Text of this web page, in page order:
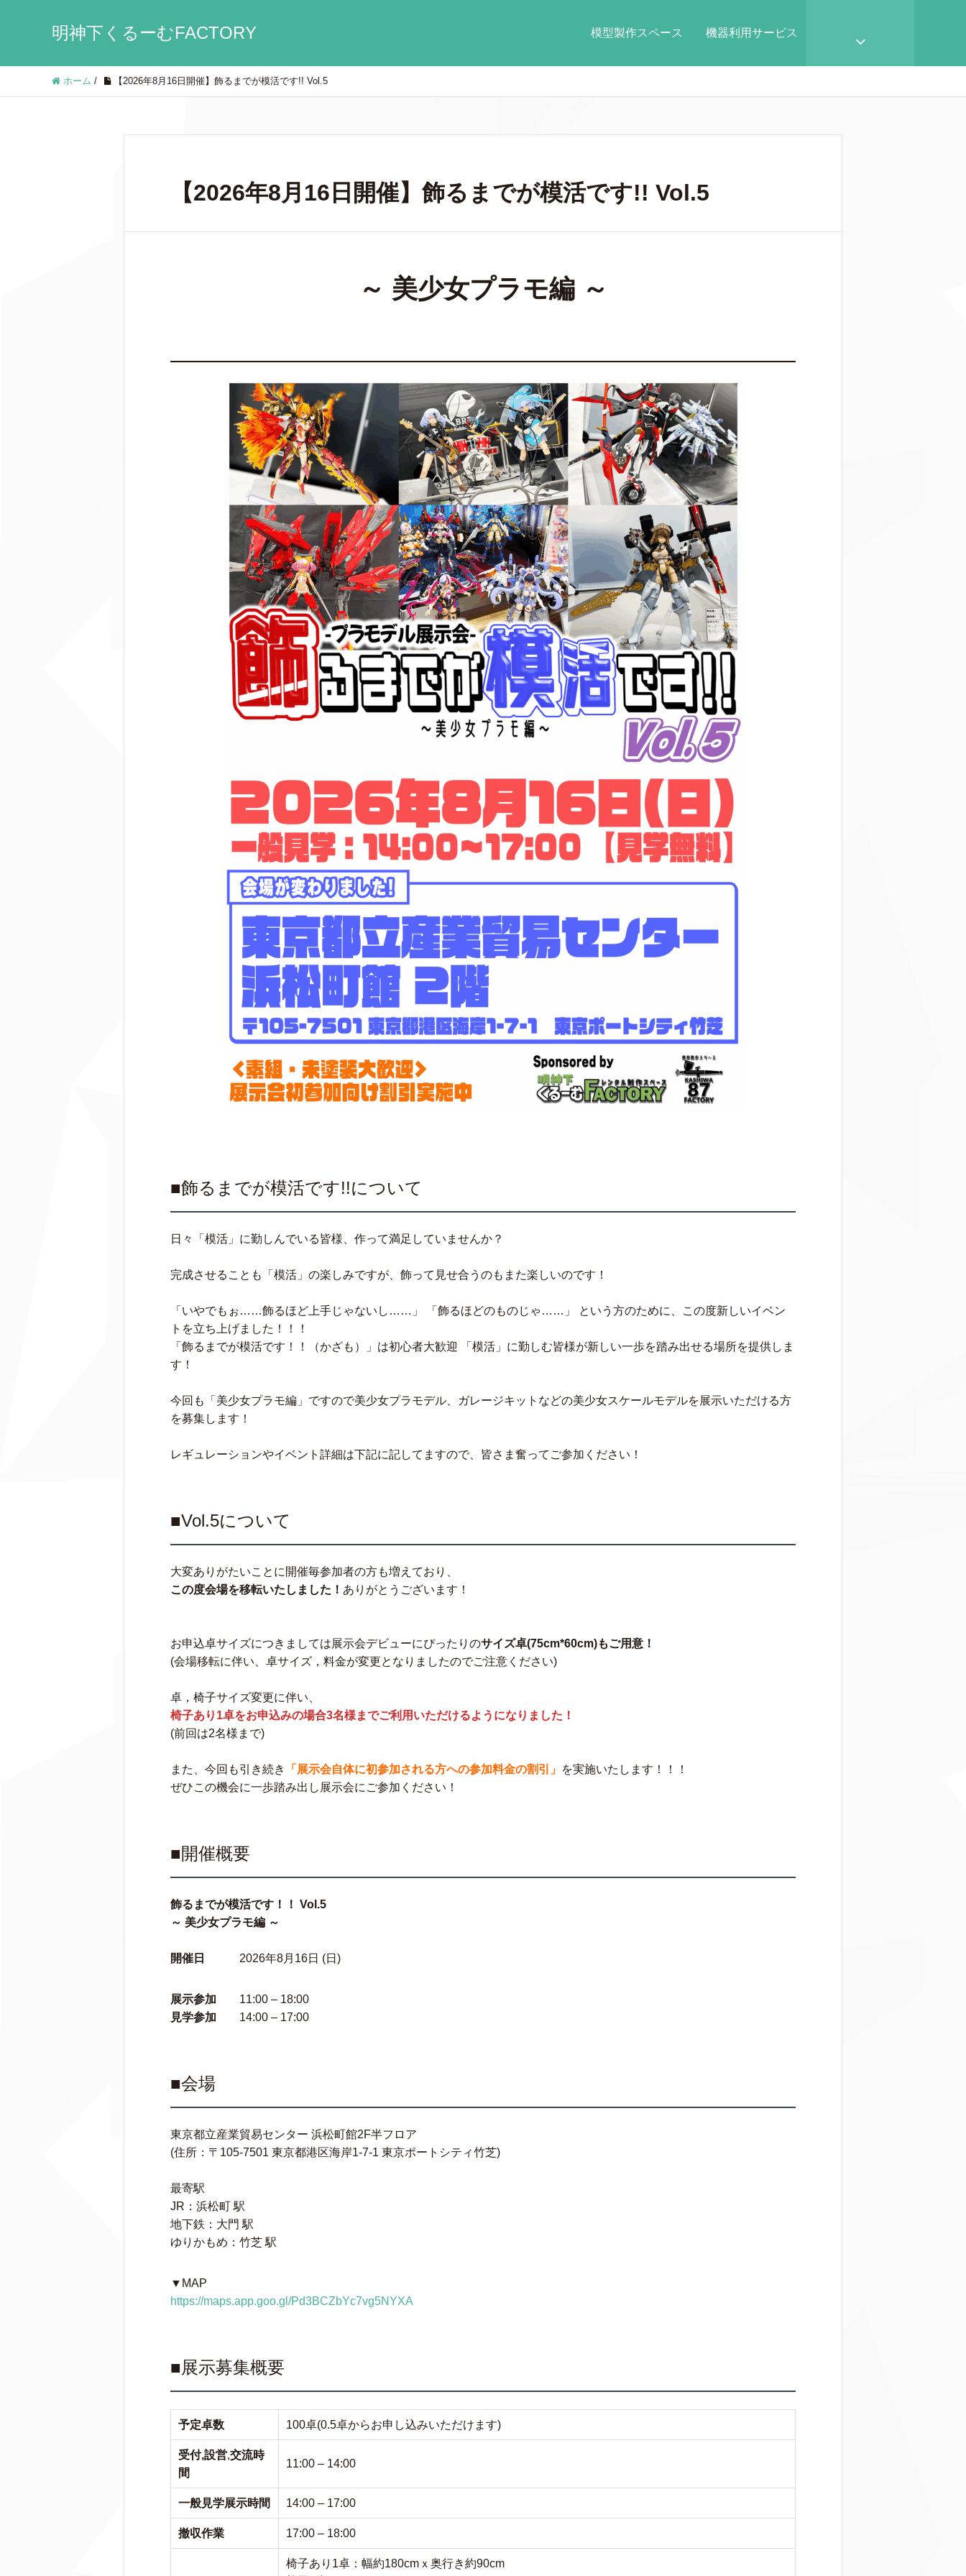
明神下くるーむFACTORY 模型製作スペース 機器利用サービス
ホーム / 【2026年8月16日開催】飾るまでが模活です!! Vol.5
【2026年8月16日開催】飾るまでが模活です!! Vol.5
～ 美少女プラモ編 ～
■飾るまでが模活です!!について
日々「模活」に勤しんでいる皆様、作って満足していませんか？
完成させることも「模活」の楽しみですが、飾って見せ合うのもまた楽しいのです！
「いやでもぉ……飾るほど上手じゃないし……」 「飾るほどのものじゃ……」 という方のために、この度新しいイベン
トを立ち上げました！！！
「飾るまでが模活です！！（かざも）」は初心者大歓迎 「模活」に勤しむ皆様が新しい一歩を踏み出せる場所を提供しま
す！
今回も「美少女プラモ編」ですので美少女プラモデル、ガレージキットなどの美少女スケールモデルを展示いただける方
を募集します！
レギュレーションやイベント詳細は下記に記してますので、皆さま奮ってご参加ください！
■Vol.5について
大変ありがたいことに開催毎参加者の方も増えており、
この度会場を移転いたしました！ ありがとうございます！
お申込卓サイズにつきましては展示会デビューにぴったりのサイズ卓(75cm*60cm)もご用意！
(会場移転に伴い、卓サイズ，料金が変更となりましたのでご注意ください)
卓，椅子サイズ変更に伴い、
椅子あり1卓をお申込みの場合3名様までご利用いただけるようになりました！
(前回は2名様まで)
また、今回も引き続き 「展示会自体に初参加される方への参加料金の割引」 を実施いたします！！！
ぜひこの機会に一歩踏み出し展示会にご参加ください！
■開催概要
飾るまでが模活です！！ Vol.5
～ 美少女プラモ編 ～
開催日 2026年8月16日 (日)
展示参加 11:00 – 18:00
見学参加 14:00 – 17:00
■会場
東京都立産業貿易センター 浜松町館2F半フロア
(住所：〒105-7501 東京都港区海岸1-7-1 東京ポートシティ竹芝)
最寄駅
JR：浜松町 駅
地下鉄：大門 駅
ゆりかもめ：竹芝 駅
▼MAP
https://maps.app.goo.gl/Pd3BCZbYc7vg5NYXA
■展示募集概要
予定卓数 100卓(0.5卓からお申し込みいただけます)
受付,設営,交流時
間
11:00 – 14:00
一般見学展示時間 14:00 – 17:00
撤収作業 17:00 – 18:00
椅子あり1卓：幅約180cmｘ奥行き約90cm